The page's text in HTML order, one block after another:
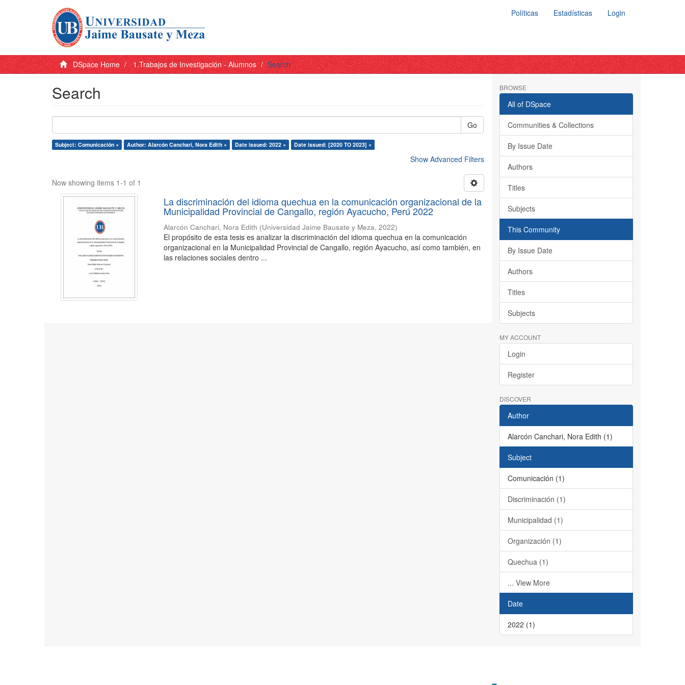
Políticas Estadísticas Login
DSpace Home 1.Trabajos de Investigación - Alumnos Search
Search
Go
Subject: Comunicación × Author: Alarcón Canchari, Nora Edith × Date issued: 2022 × Date issued: [2020 TO 2023] ×
Show Advanced Filters
Now showing items 1-1 of 1
La discriminación del idioma quechua en la comunicación organizacional de la
Municipalidad Provincial de Cangallo, región Ayacucho, Perú 2022
Alarcón Canchari, Nora Edith (Universidad Jaime Bausate y Meza,2022)
El propósito de esta tesis es analizar la discriminación del idioma quechua en la comunicación
organizacional en la Municipalidad Provincial de Cangallo, región Ayacucho, así como también, en
las relaciones sociales dentro ...
BROWSE
All of DSpace
Communities & Collections
By Issue Date
Authors
Titles
Subjects
This Community
By Issue Date
Authors
Titles
Subjects
MY ACCOUNT
Login
Register
DISCOVER
Author
Alarcón Canchari, Nora Edith (1)
Subject
Comunicación (1)
Discriminación (1)
Municipalidad (1)
Organización (1)
Quechua (1)
... View More
Date
2022 (1)